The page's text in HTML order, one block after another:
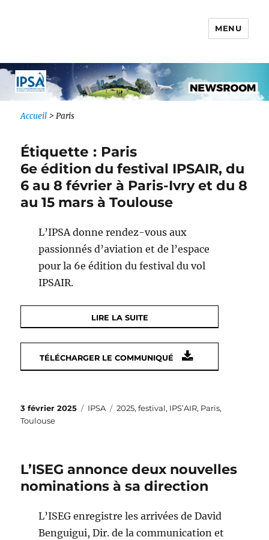
MENU
Accueil >Paris
Étiquette : Paris
6e édition du festival IPSAIR, du
6 au 8 février à Paris-Ivry et du 8
au 15 mars à Toulouse
L’IPSA donne rendez-vous aux
passionnés d’aviation et de l’espace
pour la 6e édition du festival du vol
IPSAIR.
LIRE LA SUITE
TÉLÉCHARGER LE COMMUNIQUÉ
Publié
le
3 février 2025 Catégories
IPSA Étiquettes
2025,festival, IPS’AIR, Paris,
Toulouse
L’ISEG annonce deux nouvelles
nominations à sa direction
L’ISEG enregistre les arrivées de David
Benguigui, Dir. de la communication et